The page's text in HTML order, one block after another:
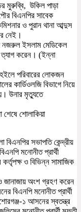
মুরুব্বি, উকিল পাড়া
বিএনপির সাবেক
ও পুরান থানা আব্দুস
নেই।
নজরুল ইসলাম মেডিকেল
ত্যাগ করেন। (ইন্না
পরিবারের লোকজন
কার্ডিওলজি বিভাগে নিয়ে
উনার মৃত্যুতে
শেষে শোলাকিয়া
সভাপতি কেন্দ্রীয়
মনোনীত প্রার্থী
ও বিভিন্ন সামাজিক
জানাজায় অংশ গ্রহণ করেন
বিএনপি মনোনীত প্রার্থী
১ আসনের স্বতন্ত্র